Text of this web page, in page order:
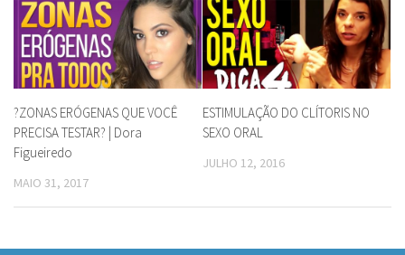
?ZONAS ERÓGENAS QUE VOCÊ
PRECISA TESTAR? | Dora
Figueiredo
MAIO 31, 2017
ESTIMULAÇÃO DO CLÍTORIS NO
SEXO ORAL
JULHO 12, 2016